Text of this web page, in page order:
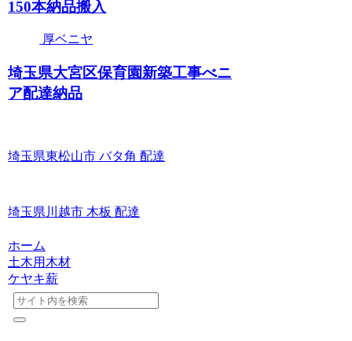
150本納品搬入
厚ベニヤ
埼玉県大宮区保育園新築工事べニ
ア配達納品
埼玉県東松山市 バタ角 配達
埼玉県川越市 木板 配達
ホーム
土木用木材
ケヤキ薪